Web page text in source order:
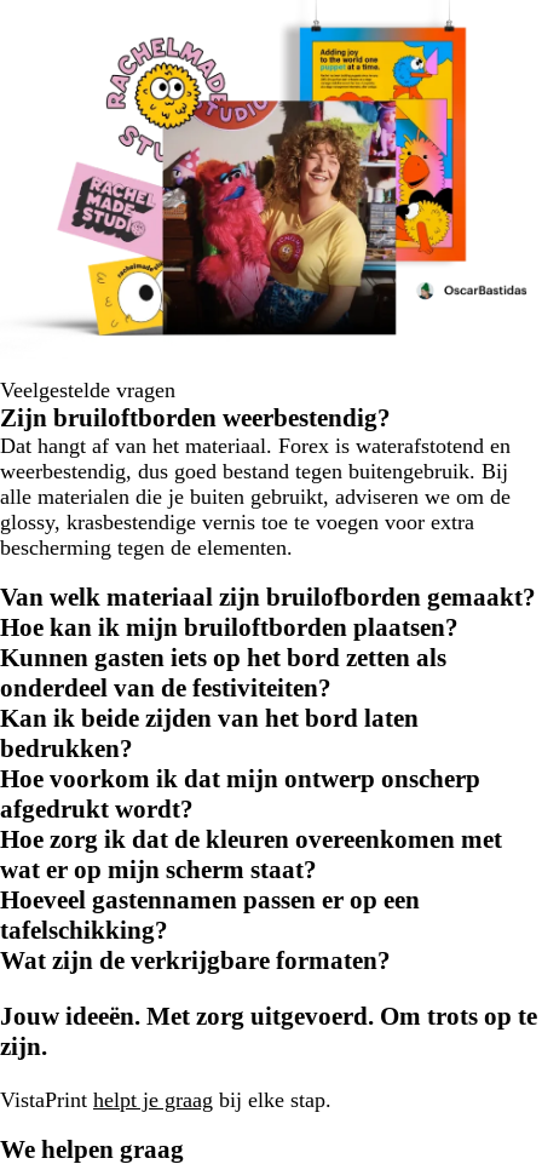
Veelgestelde vragen
Zijn bruiloftborden weerbestendig?
Dat hangt af van het materiaal. Forex is waterafstotend en
weerbestendig, dus goed bestand tegen buitengebruik. Bij
alle materialen die je buiten gebruikt, adviseren we om de
glossy, krasbestendige vernis toe te voegen voor extra
bescherming tegen de elementen.
Van welk materiaal zijn bruilofborden gemaakt?
Hoe kan ik mijn bruiloftborden plaatsen?
Kunnen gasten iets op het bord zetten als
onderdeel van de festiviteiten?
Kan ik beide zijden van het bord laten
bedrukken?
Hoe voorkom ik dat mijn ontwerp onscherp
afgedrukt wordt?
Hoe zorg ik dat de kleuren overeenkomen met
wat er op mijn scherm staat?
Hoeveel gastennamen passen er op een
tafelschikking?
Wat zijn de verkrijgbare formaten?
Jouw ideeën. Met zorg uitgevoerd. Om trots op te
zijn.
VistaPrint helpt je graag bij elke stap.
We helpen graag